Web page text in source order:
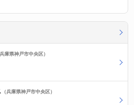
兵庫県神戸市中央区）
（兵庫県神戸市中央区）